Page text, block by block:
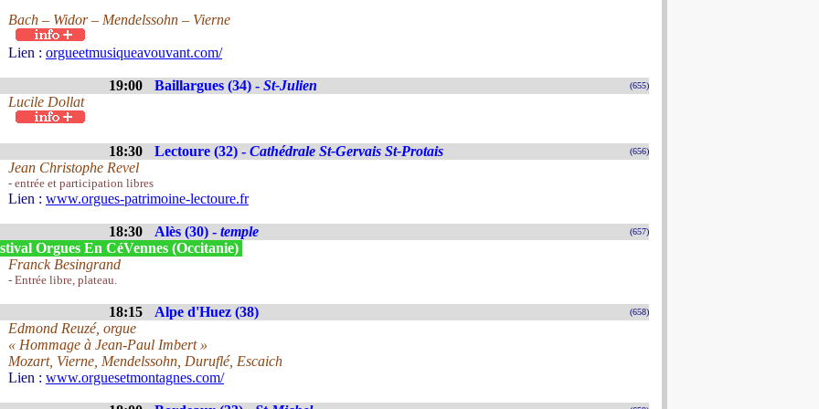
Bach – Widor – Mendelssohn – Vierne
Lien : orgueetmusiqueavouvant.com/
19:00 Baillargues (34) - St-Julien (655)
Lucile Dollat
18:30 Lectoure (32) - Cathédrale St-Gervais St-Protais (656)
Jean Christophe Revel
- entrée et participation libres
Lien : www.orgues-patrimoine-lectoure.fr
18:30 Alès (30) - temple (657)
Orgues En CéVennes (Occitanie)
Franck Besingrand
- Entrée libre, plateau.
18:15 Alpe d'Huez (38) (658)
Edmond Reuzé, orgue
« Hommage à Jean-Paul Imbert »
Mozart, Vierne, Mendelssohn, Duruflé, Escaich
Lien : www.orguesetmontagnes.com/